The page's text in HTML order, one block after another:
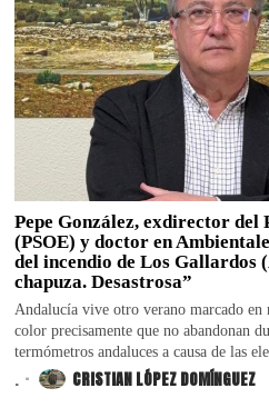
Pepe González, exdirector del
(PSOE) y doctor en
del incendio de Los Gallardos
chapuza. Desastrosa”
Andalucía vive otro verano marcado
color precisamente que no abandonan
termómetros andaluces a causa de las
. CRISTIAN LÓPEZ DOMÍNGUEZ